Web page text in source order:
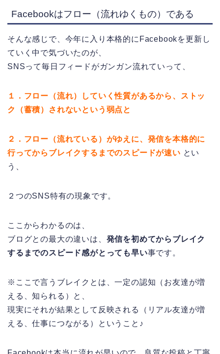
Facebookはフロー（流れゆくもの）である
そんな感じで、今年に入り本格的にFacebookを更新し
ていく中で気づいたのが、
SNSって毎日フィードがガンガン流れていって、
１．フロー（流れ）していく性質があるから、ストッ
ク（蓄積）されないという弱点と
２．フロー（流れている）がゆえに、発信を本格的に
行ってからブレイクするまでのスピードが速い とい
う、
２つのSNS特有の現象です。
ここからわかるのは、
ブログとの最大の違いは、 発信を初めてからブレイク
するまでのスピード感がとっても早い事です。
※ここで言うブレイクとは、一定の認知（お友達が増
える、知られる）と、
現実にそれが結果として反映される（リアル友達が増
える、仕事につながる）ということ♪